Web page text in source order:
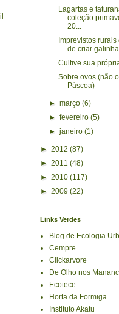
Lagartas e
coleção
20...
Imprevistos rurais
de criar
Cultive sua
Sobre ovos (não
Páscoa)
►março(6)
►fevereiro(5)
►janeiro(1)
► 2012 (87)
► 2011 (48)
► 2010 (117)
► 2009 (22)
Links Verdes
Blog de Ecologia
Cempre
Clickarvore
De Olho nos
Ecotece
Horta da Formiga
Instituto Akatu